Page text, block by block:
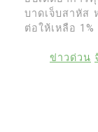
บาดเจ็บสาหัส
ต่อให้เหลือ
ข่าวด่วน